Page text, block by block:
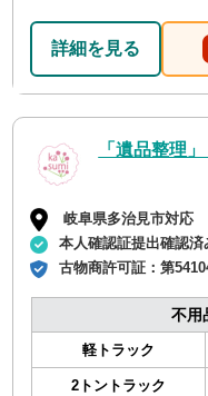
詳細を見る
岐阜県多治見市対応
本人確認証提出確認済
古物商許可証：第
不用
軽トラック
2トントラック